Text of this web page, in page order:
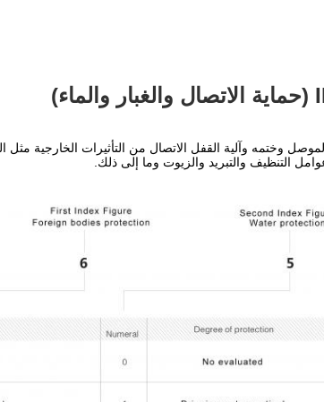
وختمه وآلية القفل الاتصال من التأثيرات الخارجية مثل
التنظيف والتبريد والزيوت وما إلى ذلك.